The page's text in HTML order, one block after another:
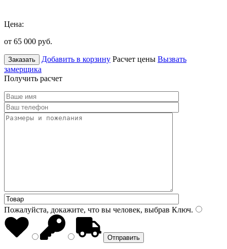
Цена:
от 65 000 руб.
Заказать Добавить в корзину Расчет цены Вызвать
замерщика
Получить расчет
Пожалуйста, докажите, что вы человек, выбрав Ключ.